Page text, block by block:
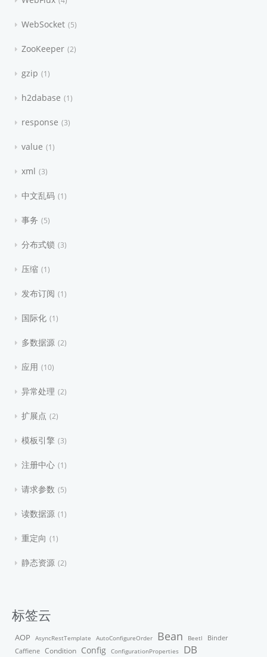
WebSocket 5
ZooKeeper 2
gzip 1
h2dabase 1
response 3
value 1
xml 3
中文乱码 1
事务 5
分布式锁 3
压缩 1
发布订阅 1
国际化 1
多数据源 2
应用 10
异常处理 2
扩展点 2
模板引擎 3
注册中心 1
请求参数 5
读数据源 1
重定向 1
静态资源 2
标签云
AOP AsyncRestTemplate AutoConfigureOrder Bean Beetl
Binder
Caffiene Condition Config ConfigurationProperties DB